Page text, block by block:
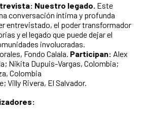
Nuestro legado. Este
conversación íntima y profunda
entrevistado, el poder transformador
y el legado que puede dejar el
involucradas.
Fondo Calala. Participan: Alex
Nikita Dupuis-Vargas, Colombia;
Colombia
Villy Rivera, El Salvador.